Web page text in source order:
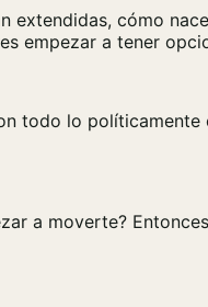
extendidas, cómo
empezar a tener
todo lo
a moverte?